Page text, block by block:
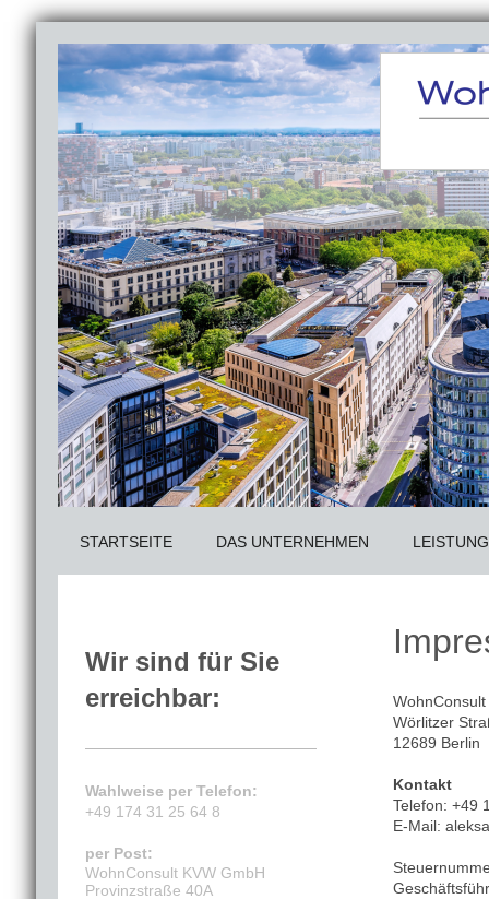
STARTSEITE DAS UNTERNEHMEN
Wörlitzer
12689 Berlin
Kontakt
Telefon: +49
E-Mail:
Wir sind für Sie
erreichbar:
Wahlweise per Telefon:
+49 174 31 25 64 8
per Post:
WohnConsult KVW GmbH
Provinzstraße 40A